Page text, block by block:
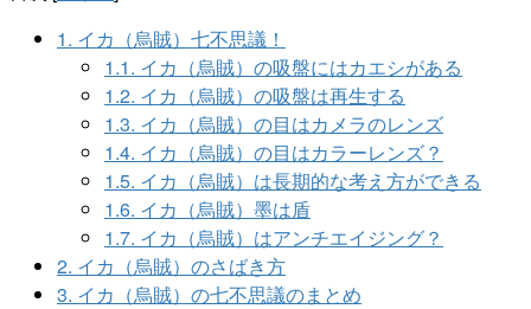
1. イカ（烏賊）七不思議！
1.1. イカ（烏賊）の吸盤にはカエシがある
1.2. イカ（烏賊）の吸盤は再生する
1.3. イカ（烏賊）の目はカメラのレンズ
1.4. イカ（烏賊）の目はカラーレンズ？
1.5. イカ（烏賊）は長期的な考え方ができる
1.6. イカ（烏賊）墨は盾
1.7. イカ（烏賊）はアンチエイジング？
2. イカ（烏賊）のさばき方
3. イカ（烏賊）の七不思議のまとめ